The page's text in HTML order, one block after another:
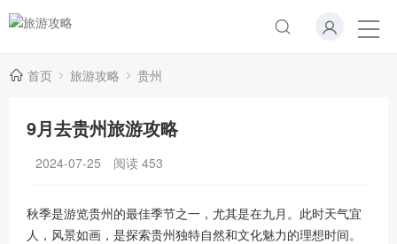
首页 旅游攻略 贵州
9月去贵州旅游攻略
2024-07-25 阅读 453
秋季是游览贵州的最佳季节之一，尤其是在九月。此时天气宜
人，风景如画，是探索贵州独特自然和文化魅力的理想时间。